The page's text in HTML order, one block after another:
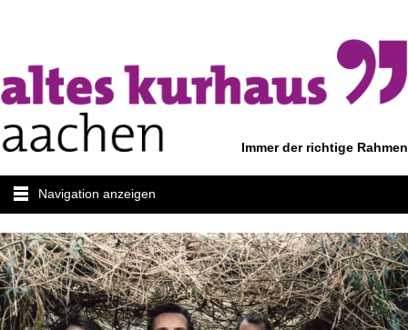
Immer der richtige Rahmen
Navigation anzeigen